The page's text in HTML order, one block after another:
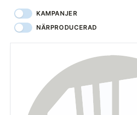
KAMPANJER
NÄRPRODUCERAD